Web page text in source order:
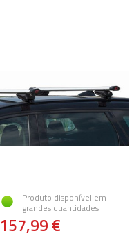
Produto disponível em
grandes quantidades
157,99 €